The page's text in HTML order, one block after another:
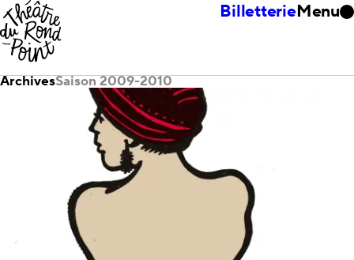
BilletterieMenu
ArchivesSaison 2009-2010